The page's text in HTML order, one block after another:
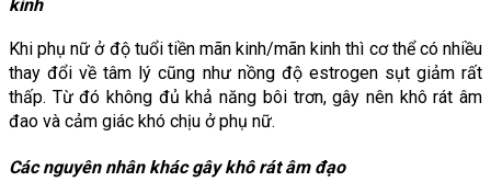
kinh
Khi phụ nữ ở độ tuổi tiền mãn kinh/mãn kinh thì cơ thể có nhiều
thay đổi về tâm lý cũng như nồng độ estrogen sụt giảm rất
thấp. Từ đó không đủ khả năng bôi trơn, gây nên khô rát âm
đao và cảm giác khó chịu ở phụ nữ.
Các nguyên nhân khác gây khô rát âm đạo